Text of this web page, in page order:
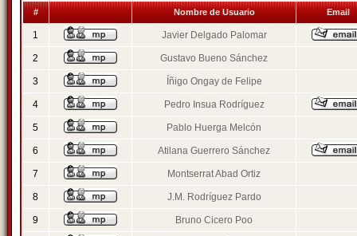
# Nombre de Usuario Email
1 Javier Delgado Palomar
2 Gustavo Bueno Sánchez
3 Íñigo Ongay de Felipe
4 Pedro Insua Rodríguez
5 Pablo Huerga Melcón
6 Atilana Guerrero Sánchez
7 Montserrat Abad Ortiz
8 J.M. Rodríguez Pardo
9 Bruno Cicero Poo